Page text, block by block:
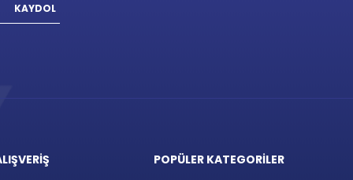
KAYDOL
POPÜLER KATEGORİLER